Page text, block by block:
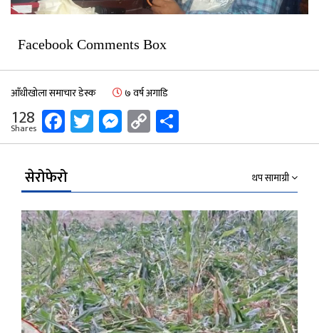
Facebook Comments Box
आँधीखोला समाचार डेस्क ७ वर्ष अगाडि
128
Shares Facebook
Twitter
Messenger
Copy
Link
सेरोफेरो थप सामाग्री